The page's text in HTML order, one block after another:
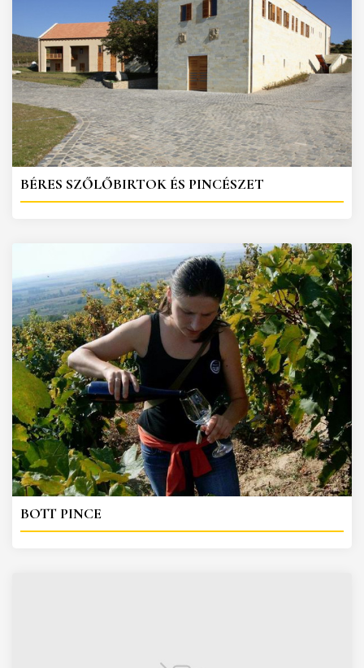
BÉRES SZŐLŐBIRTOK ÉS PINCÉSZET
BOTT PINCE